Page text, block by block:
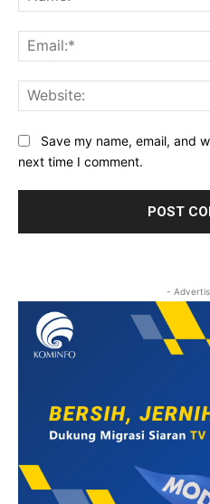
Save my name, email, and
next time I comment.
-